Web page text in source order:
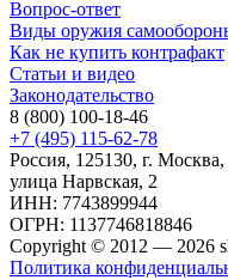
Вопрос-ответ
Виды оружия
Как не купить контрафакт
Статьи и видео
Законодательство
8 (800) 100-18-46
+7 (495) 115-62-78
Россия, 125130, г. Москва,
улица Нарвская, 2
ИНН: 7743899944
ОГРН: 1137746818846
Copyright © 2012 — 2026
Политика